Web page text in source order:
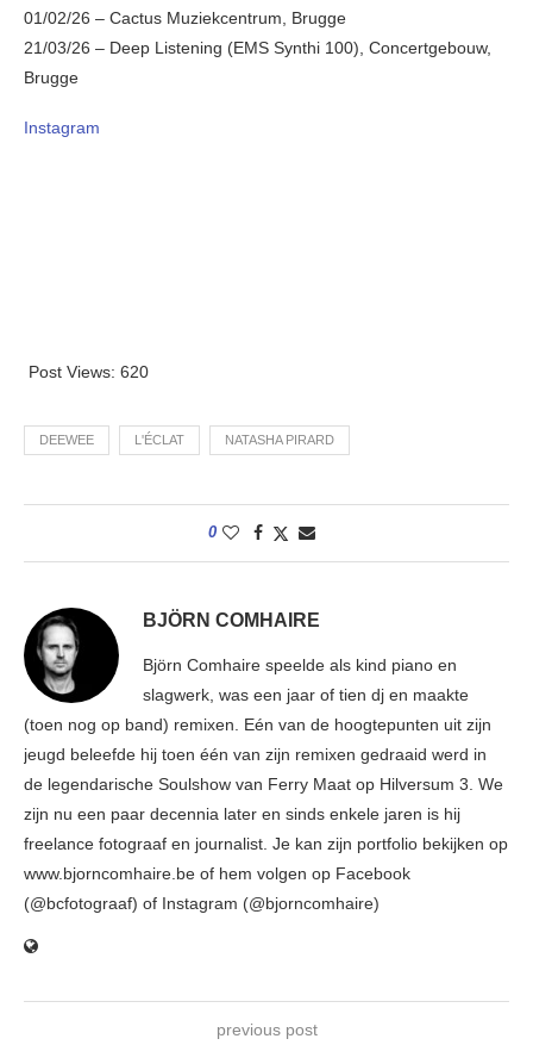
01/02/26 – Cactus Muziekcentrum, Brugge
21/03/26 – Deep Listening (EMS Synthi 100), Concertgebouw,
Brugge
Instagram
Post Views: 620
DEEWEE L'ÉCLAT NATASHA PIRARD
0
BJÖRN COMHAIRE
Björn Comhaire speelde als kind piano en
slagwerk, was een jaar of tien dj en maakte
(toen nog op band) remixen. Eén van de hoogtepunten uit zijn
jeugd beleefde hij toen één van zijn remixen gedraaid werd in
de legendarische Soulshow van Ferry Maat op Hilversum 3. We
zijn nu een paar decennia later en sinds enkele jaren is hij
freelance fotograaf en journalist. Je kan zijn portfolio bekijken op
www.bjorncomhaire.be of hem volgen op Facebook
(@bcfotograaf) of Instagram (@bjorncomhaire)
previous post